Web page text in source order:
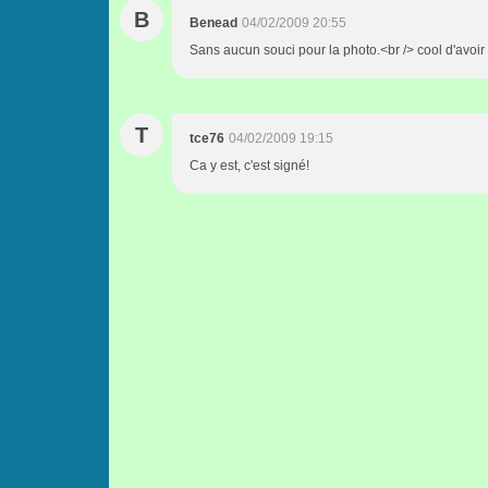
B Benead 04/02/2009 20:55
Sans aucun souci pour la photo.<br /> cool d'avoir
T tce76 04/02/2009 19:15
Ca y est, c'est signé!